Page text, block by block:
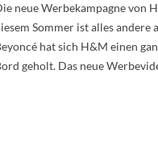
neue Werbekampagne von
Sommer ist alles andere
hat sich H&M einen
geholt. Das neue